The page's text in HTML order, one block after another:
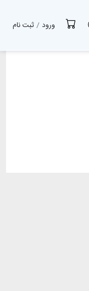
ورود / ثبت نام